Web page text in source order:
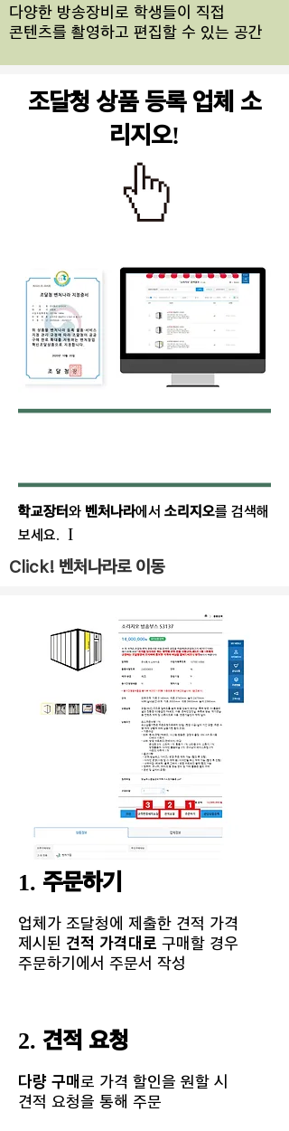
다양한 방송장비로 학생들이 직접
콘텐츠를 ​촬영하고 편집할 수 있는 공간
조달청 상품 등록 업체 소
리지오!
학교장터와 벤처나라에서 소리지오를 검색해
보세요. I
Click! 벤처나라로 이동
1. 주문하기
업체가 조달청에 제출한 견적 가격
제시된 견적 가격대로 구매할 경우
​주문하기에서 주문서 작성
2. 견적 요청
다량 구매로 가격 할인을 원할 시
견적 요청을 통해 주문